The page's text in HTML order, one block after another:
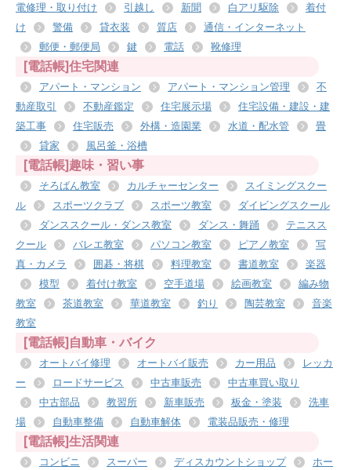
電修理・取り付け
引越し 新聞 白アリ駆除
着付
け
警備 貸衣装 質店
通信・インターネット
郵便・郵便局
鍵 電話 靴修理
[電話帳]住宅関連
アパート・マンション アパート・マンション管理
不
動産取引
不動産鑑定 住宅展示場
住宅設備・建設・建
築工事
住宅販売 外構・造園業 水道・配水管
畳
貸家
風呂釜・浴槽
[電話帳]趣味・習い事
そろばん教室 カルチャーセンター
スイミングスクー
ル
スポーツクラブ スポーツ教室
ダイビングスクール
ダンススクール・ダンス教室
ダンス・舞踊
テニスス
クール
バレエ教室 パソコン教室 ピアノ教室
写
真・カメラ
囲碁・将棋 料理教室 書道教室
楽器
模型
着付け教室 空手道場 絵画教室
編み物
教室
茶道教室 華道教室 釣り 陶芸教室
音楽
教室
[電話帳]自動車・バイク
オートバイ修理 オートバイ販売 カー用品
レッカ
ー
ロードサービス 中古車販売
中古車買い取り
中古部品
教習所 新車販売 板金・塗装
洗車
場
自動車整備 自動車解体 電装品販売・修理
[電話帳]生活関連
コンビニ スーパー ディスカウントショップ
ホー